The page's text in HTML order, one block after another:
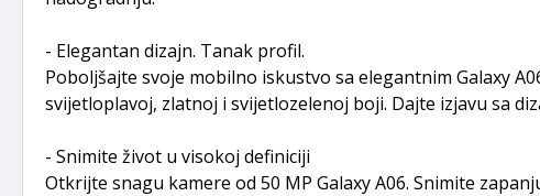
- Elegantan dizajn. Tanak profil.
Poboljšajte svoje mobilno iskustvo sa elegantnim Galaxy
svijetloplavoj, zlatnoj i svijetlozelenoj boji. Dajte izjavu sa
- Snimite život u visokoj definiciji
Otkrijte snagu kamere od 50 MP Galaxy A06. Snimite